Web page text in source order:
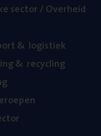
sec­tor / Overheid
& logistiek
& recycling